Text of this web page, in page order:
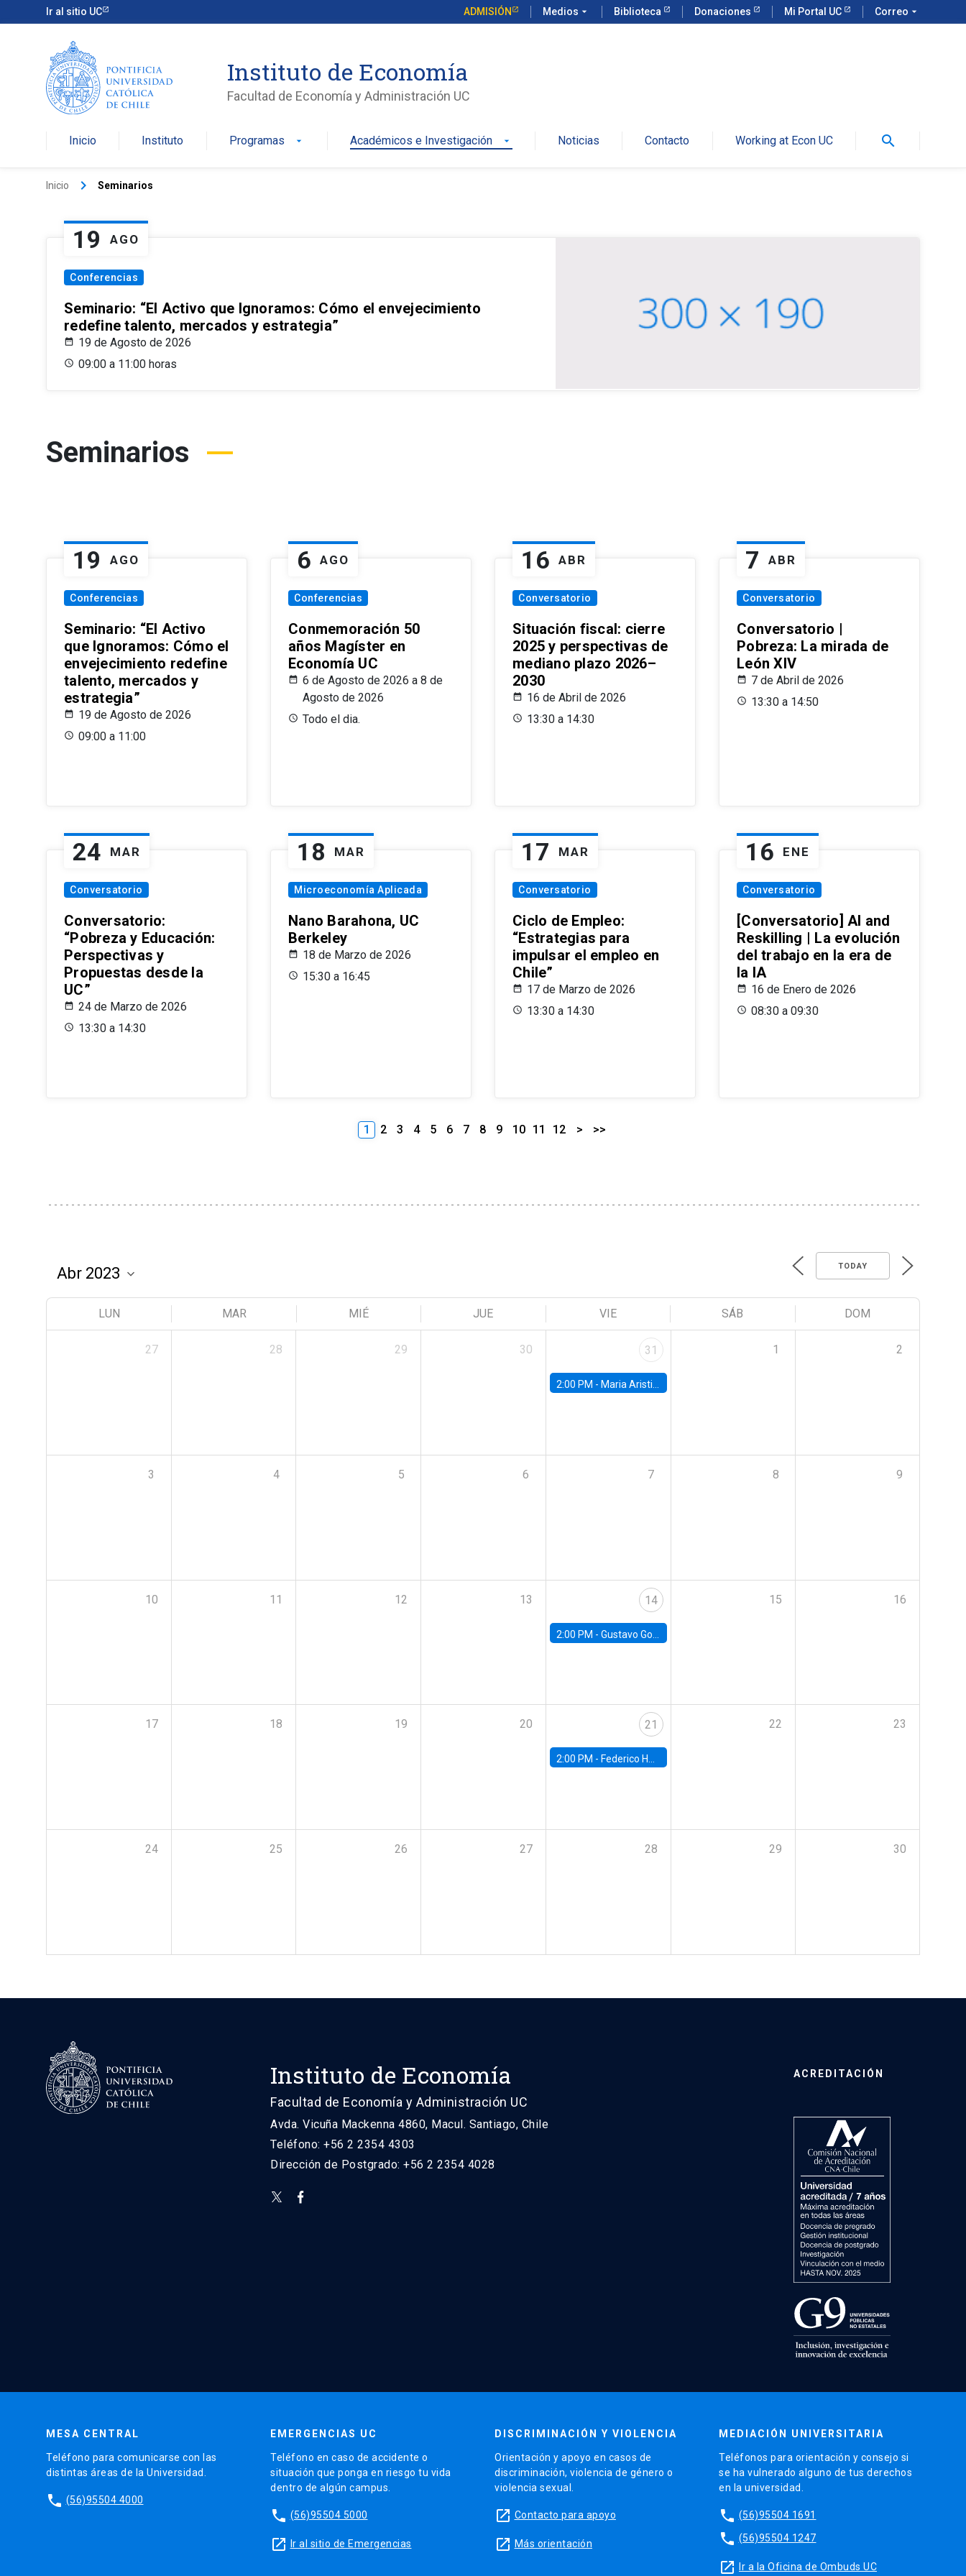
Ir al sitio UC ADMISIÓN Medios arrow_drop_down Biblioteca Donaciones Mi Portal UC Correo arrow_drop_down
Instituto de Economía
Facultad de Economía y Administración UC
Inicio Instituto Programas arrow_drop_down Académicos e Investigación arrow_drop_down Noticias Contacto Working at Econ UC search
Inicio keyboard_arrow_right Seminarios
19 AGO
Conferencias
Seminario: “El Activo que Ignoramos: Cómo el envejecimiento
redefine talento, mercados y estrategia”
19 de Agosto de 2026
09:00 a 11:00 horas
Seminarios
19 AGO
Conferencias
Seminario: “El Activo
que Ignoramos: Cómo el
envejecimiento redefine
talento, mercados y
estrategia”
19 de Agosto de 2026
09:00 a 11:00
6 AGO
Conferencias
Conmemoración 50
años Magíster en
Economía UC
6 de Agosto de 2026 a 8 de
Agosto de 2026
Todo el dia.
16 ABR
Conversatorio
Situación fiscal: cierre
2025 y perspectivas de
mediano plazo 2026–
2030
16 de Abril de 2026
13:30 a 14:30
7 ABR
Conversatorio
Conversatorio |
Pobreza: La mirada de
León XIV
7 de Abril de 2026
13:30 a 14:50
24 MAR
Conversatorio
Conversatorio:
“Pobreza y Educación:
Perspectivas y
Propuestas desde la
UC”
24 de Marzo de 2026
13:30 a 14:30
18 MAR
Microeconomía Aplicada
Nano Barahona, UC
Berkeley
18 de Marzo de 2026
15:30 a 16:45
17 MAR
Conversatorio
Ciclo de Empleo:
“Estrategias para
impulsar el empleo en
Chile”
17 de Marzo de 2026
13:30 a 14:30
16 ENE
Conversatorio
[Conversatorio] AI and
Reskilling | La evolución
del trabajo en la era de
la IA
16 de Enero de 2026
08:30 a 09:30
1 2 3 4 5 6 7 8 9 10 11 12 > >>
TODAY
LUN MAR MIÉ JUE VIE SÁB DOM
27 28 29 30 31
2:00 PM - Maria Aristizabal-Ramirez, FED Board
1 2
3 4 5 6 7 8 9
10 11 12 13 14
2:00 PM - Gustavo González - Banco Central de Chile
15 16
17 18 19 20 21
2:00 PM - Federico Huneeus - Banco Central de Chile
22 23
24 25 26 27 28 29 30
Instituto de Economía
Facultad de Economía y Administración UC
Avda. Vicuña Mackenna 4860, Macul. Santiago, Chile
Teléfono: +56 2 2354 4303
Dirección de Postgrado: +56 2 2354 4028
ACREDITACIÓN
MESA CENTRAL
Teléfono para comunicarse con las
distintas áreas de la Universidad.
phone (56)95504 4000
EMERGENCIAS UC
Teléfono en caso de accidente o
situación que ponga en riesgo tu vida
dentro de algún campus.
phone (56)95504 5000
launch Ir al sitio de Emergencias
DISCRIMINACIÓN Y VIOLENCIA
Orientación y apoyo en casos de
discriminación, violencia de género o
violencia sexual.
launch Contacto para apoyo
launch Más orientación
MEDIACIÓN UNIVERSITARIA
Teléfonos para orientación y consejo si
se ha vulnerado alguno de tus derechos
en la universidad.
phone (56)95504 1691
phone (56)95504 1247
launch Ir a la Oficina de Ombuds UC